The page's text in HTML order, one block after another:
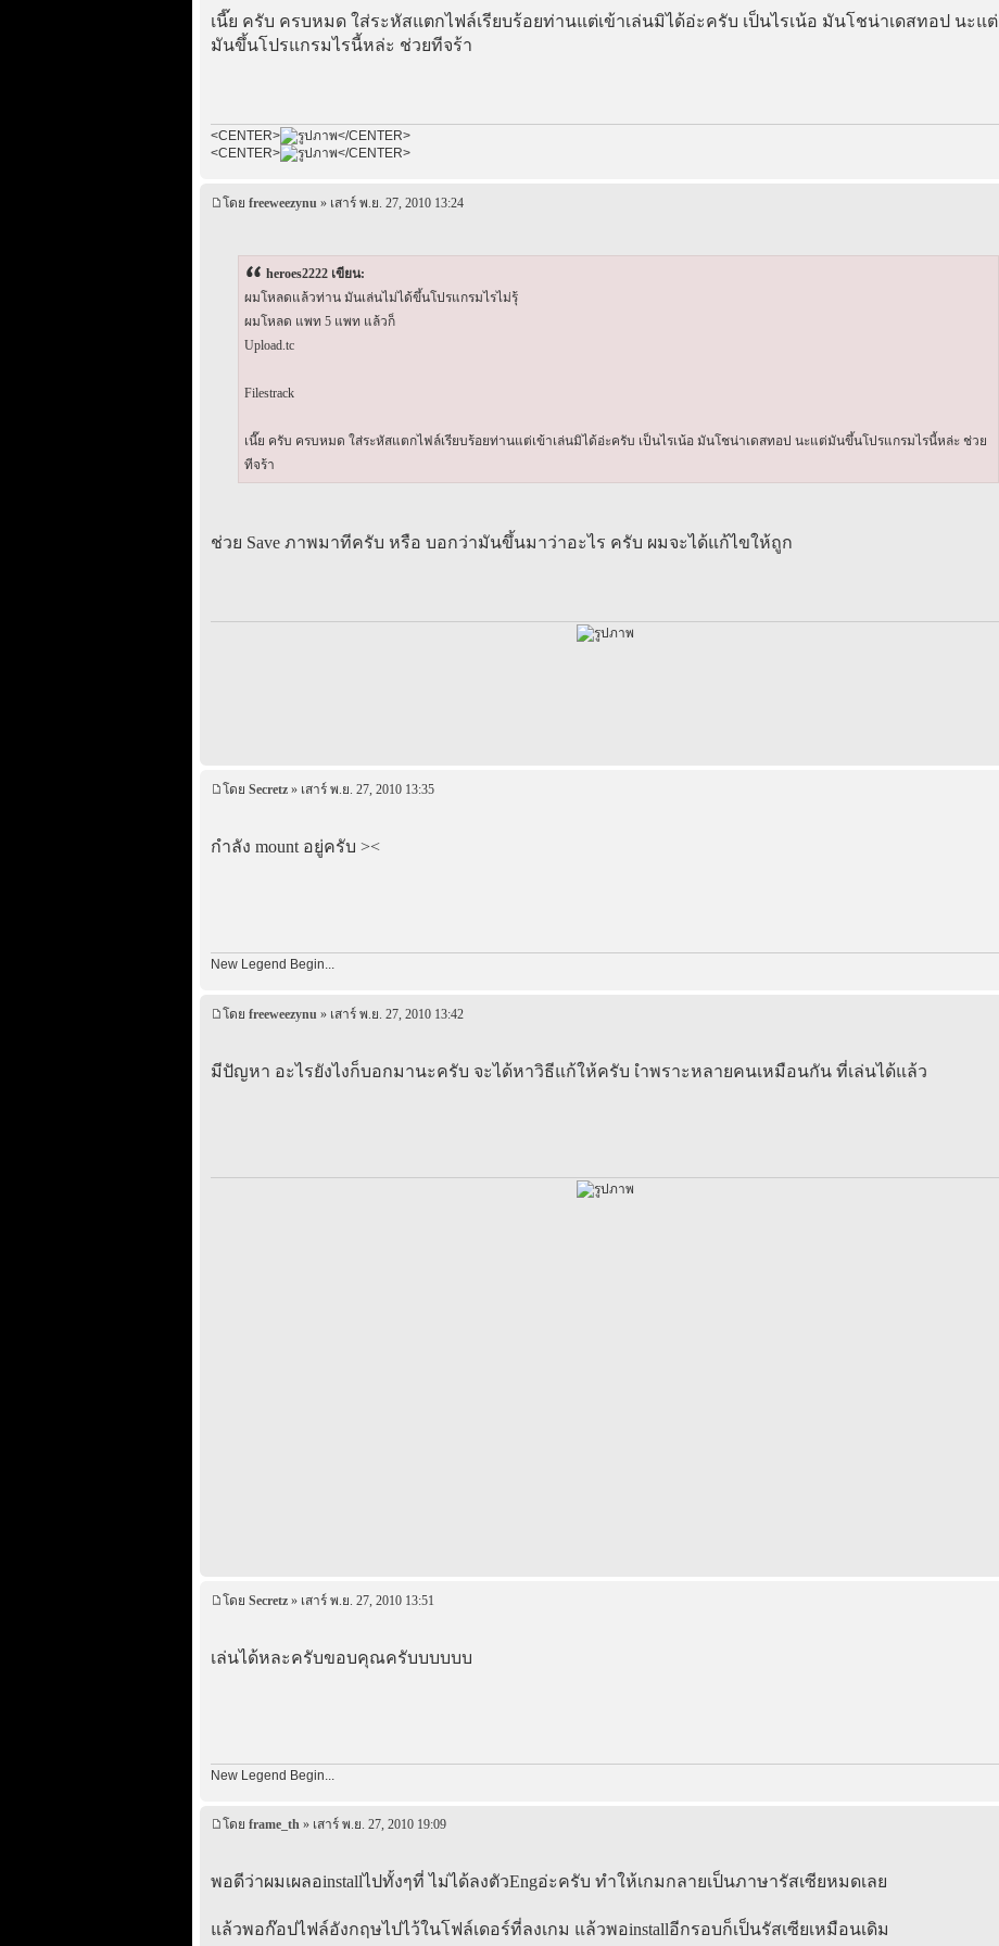
เนี๊ย ครับ ครบหมด ใส่ระหัสแตกไฟล์เรียบร้อยท่านแต่เข้าเล่นมิได้อ่ะครับ เป็นไรเน้อ มันโชน่าเดสทอป นะแต่
มันขึ้นโปรแกรมไรนี้หล่ะ ช่วยทีจร้า
<CENTER>
</CENTER>
<CENTER>
</CENTER>
โดย freeweezynu » เสาร์ พ.ย. 27, 2010 13:24
heroes2222 เขียน:
ผมโหลดแล้วท่าน มันเล่นไม่ได้ขึ้นโปรแกรมไรไม่รุ้
ผมโหลด แพท 5 แพท แล้วก็
Upload.tc
Filestrack
เนี๊ย ครับ ครบหมด ใส่ระหัสแตกไฟล์เรียบร้อยท่านแต่เข้าเล่นมิได้อ่ะครับ เป็นไรเน้อ มันโชน่าเดสทอป นะแต่มันขึ้นโปรแกรมไรนี้หล่ะ ช่วย
ทีจร้า
ช่วย Save ภาพมาทีครับ หรือ บอกว่ามันขึ้นมาว่าอะไร ครับ ผมจะได้แก้ไขให้ถูก
โดย Secretz» เสาร์ พ.ย. 27, 2010 13:35
กำลัง mount อยู่ครับ ><
New Legend Begin...
โดย freeweezynu » เสาร์ พ.ย. 27, 2010 13:42
มีปัญหา อะไรยังไงก็บอกมานะครับ จะได้หาวิธีแก้ให้ครับ เำพราะหลายคนเหมือนกัน ที่เล่นได้แล้ว
โดย Secretz» เสาร์ พ.ย. 27, 2010 13:51
เล่นได้หละครับขอบคุณครับบบบบบ
New Legend Begin...
โดย frame_th» เสาร์ พ.ย. 27, 2010 19:09
พอดีว่าผมเผลอinstallไปทั้งๆที่ ไม่ได้ลงตัวEngอ่ะครับ ทำให้เกมกลายเป็นภาษารัสเซียหมดเลย
แล้วพอก๊อปไฟล์อังกฤษไปไว้ในโฟล์เดอร์ที่ลงเกม แล้วพอinstallอีกรอบก็เป็นรัสเซียเหมือนเดิม